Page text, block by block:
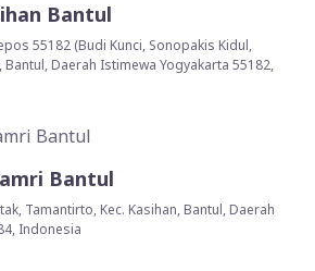
Bantul
55182 (Budi Kunci, Sonopakis Kidul,
Bantul, Daerah Istimewa Yogyakarta 55182,
Bantul
Tamantirto, Kec. Kasihan, Bantul, Daerah
Indonesia